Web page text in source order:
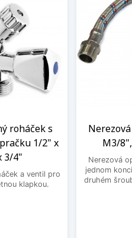
roháček s
1/2" x
3/4"
a ventil pro
klapkou.
M3/
Nerezová
jednom
druhém